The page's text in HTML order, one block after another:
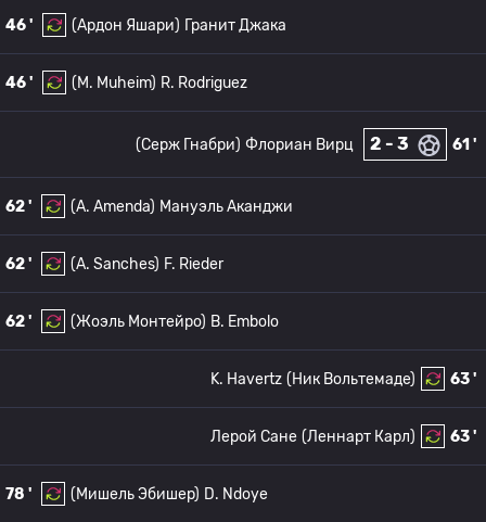
46 ' (Ардон Яшари) Гранит Джака
46 ' (M. Muheim) R. Rodriguez
61 '
2 - 3
Флориан Вирц
(Серж Гнабри)
62 ' (A. Amenda) Мануэль Аканджи
62 ' (A. Sanches) F. Rieder
62 ' (Жоэль Монтейро) B. Embolo
63 '
(Ник Вольтемаде)
K. Havertz
63 '
(Леннарт Карл)
Лерой Сане
78 ' (Мишель Эбишер) D. Ndoye